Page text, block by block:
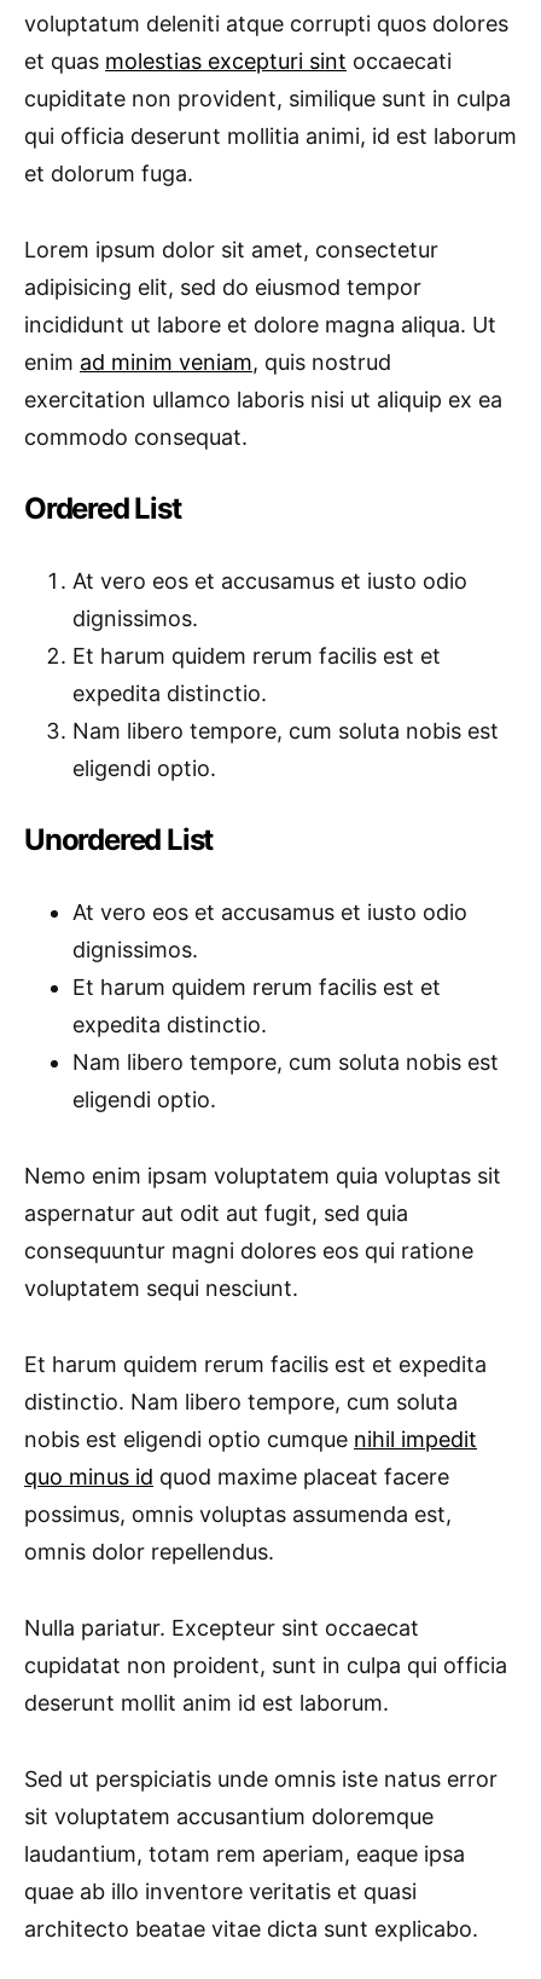
voluptatum deleniti atque corrupti quos dolores
et quas molestias excepturi sint occaecati
cupiditate non provident, similique sunt in culpa
qui officia deserunt mollitia animi, id est laborum
et dolorum fuga.
Lorem ipsum dolor sit amet, consectetur
adipisicing elit, sed do eiusmod tempor
incididunt ut labore et dolore magna aliqua. Ut
enim ad minim veniam, quis nostrud
exercitation ullamco laboris nisi ut aliquip ex ea
commodo consequat.
Ordered List
At vero eos et accusamus et iusto odio
dignissimos.
Et harum quidem rerum facilis est et
expedita distinctio.
Nam libero tempore, cum soluta nobis est
eligendi optio.
Unordered List
At vero eos et accusamus et iusto odio
dignissimos.
Et harum quidem rerum facilis est et
expedita distinctio.
Nam libero tempore, cum soluta nobis est
eligendi optio.
Nemo enim ipsam voluptatem quia voluptas sit
aspernatur aut odit aut fugit, sed quia
consequuntur magni dolores eos qui ratione
voluptatem sequi nesciunt.
Et harum quidem rerum facilis est et expedita
distinctio. Nam libero tempore, cum soluta
nobis est eligendi optio cumque nihil impedit
quo minus id quod maxime placeat facere
possimus, omnis voluptas assumenda est,
omnis dolor repellendus.
Nulla pariatur. Excepteur sint occaecat
cupidatat non proident, sunt in culpa qui officia
deserunt mollit anim id est laborum.
Sed ut perspiciatis unde omnis iste natus error
sit voluptatem accusantium doloremque
laudantium, totam rem aperiam, eaque ipsa
quae ab illo inventore veritatis et quasi
architecto beatae vitae dicta sunt explicabo.